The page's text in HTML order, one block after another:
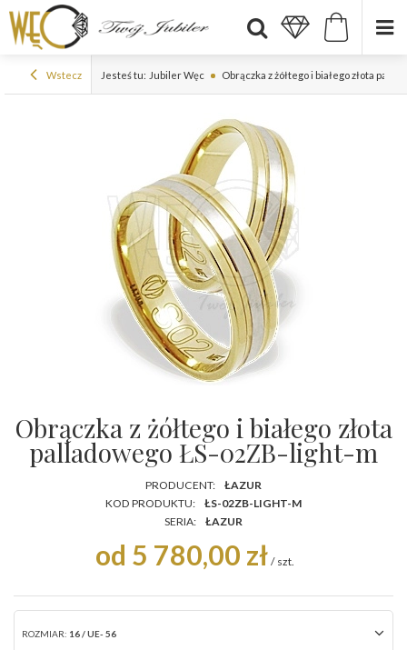
Wstecz Jesteś tu: Jubiler Węc Obrączka z żółtego i białego złota
Obrączka z żółtego i białego złota
palladowego ŁS-02ZB-light-m
PRODUCENT:
ŁAZUR
KOD PRODUKTU:
ŁS-02ZB-LIGHT-M
SERIA:
ŁAZUR
od 5 780,00 zł / szt.
ROZMIAR: 16 / UE- 56